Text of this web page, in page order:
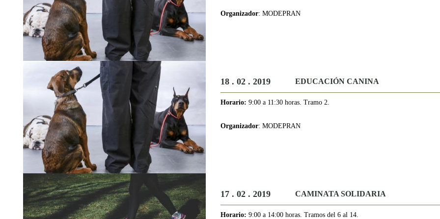
Organizador: MODEPRAN
18 . 02 . 2019 EDUCACIÓN CANINA
Horario: 9:00 a 11:30 horas. Tramo 2.
Organizador: MODEPRAN
17 . 02 . 2019 CAMINATA SOLIDARIA
Horario: 9:00 a 14:00 horas. Tramos del 6 al 14.